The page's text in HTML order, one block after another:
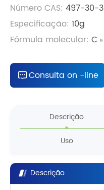
Número CAS: 497-30-3
Especificação: 10g
Fórmula molecular: C 9
Consulta on -line
Descrição
Uso
Descrição